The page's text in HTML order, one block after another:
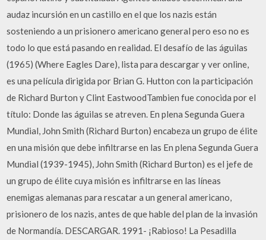
audaz incursión en un castillo en el que los nazis están
sosteniendo a un prisionero americano general pero eso no es
todo lo que está pasando en realidad. El desafío de las águilas
(1965) (Where Eagles Dare), lista para descargar y ver online,
es una película dirigida por Brian G. Hutton con la participación
de Richard Burton y Clint EastwoodTambien fue conocida por el
título: Donde las águilas se atreven. En plena Segunda Guera
Mundial, John Smith (Richard Burton) encabeza un grupo de élite
en una misión que debe infiltrarse en las En plena Segunda Guera
Mundial (1939-1945), John Smith (Richard Burton) es el jefe de
un grupo de élite cuya misión es infiltrarse en las líneas
enemigas alemanas para rescatar a un general americano,
prisionero de los nazis, antes de que hable del plan de la invasión
de Normandía. DESCARGAR. 1991- ¡Rabioso! La Pesadilla